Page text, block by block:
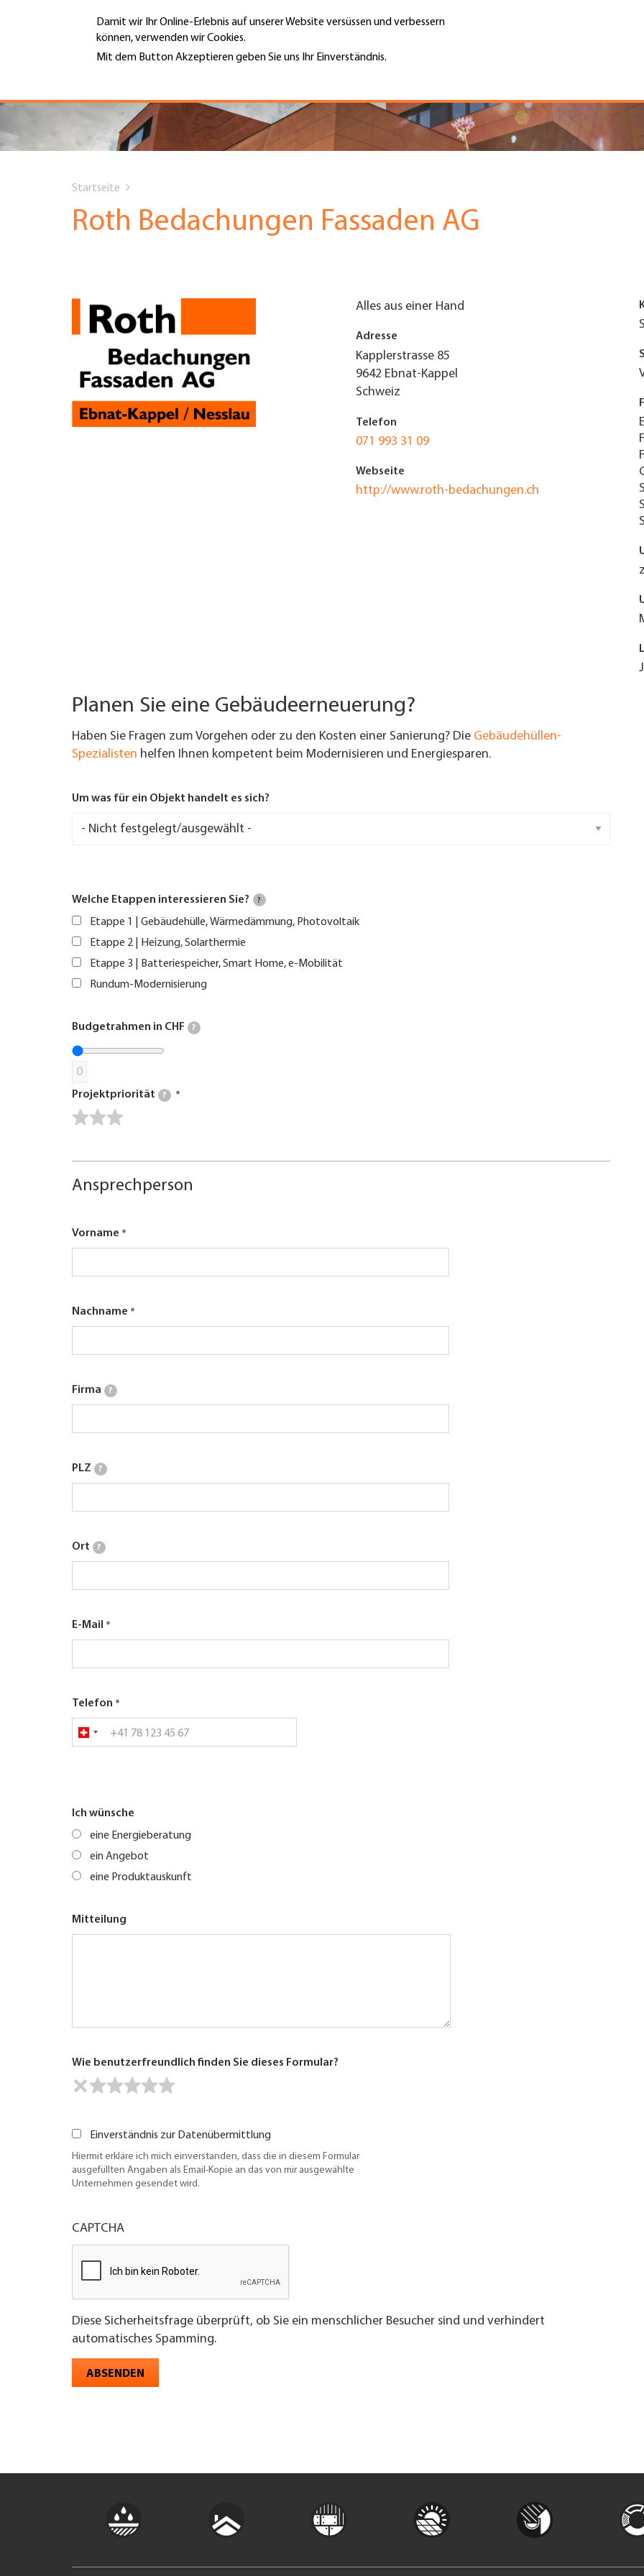
Damit wir Ihr Online-Erlebnis auf unserer Website versüssen und verbessern
können, verwenden wir Cookies.
Mit dem Button Akzeptieren geben Sie uns Ihr Einverständnis.
Hauptnavigation
PORTRÄT
DIENSTLEISTUNGEN
JOBS & KARRIERE
UNTERNEHMEN FINDEN
FACHZEITSCHRIFT
MENÜ
Top
Menu
Jobs &
are
Startseite
Roth Bedachungen Fassaden AG
Alles aus einer Hand
Adresse
Kapplerstrasse 85
9642 Ebnat-Kappel
Schweiz
Telefon
071 993 31 09
Webseite
http://www.roth-bedachungen.ch
Planen Sie eine Gebäudeerneuerung?
Haben Sie Fragen zum Vorgehen oder zu den Kosten einer Sanierung? Die Gebäudehüllen-
Spezialisten helfen Ihnen kompetent beim Modernisieren und Energiesparen.
Um was für ein Objekt handelt es sich?
Welche Etappen interessieren Sie? ?
Etappe 1 | Gebäudehülle, Wärmedämmung, Photovoltaik
Etappe 2 | Heizung, Solarthermie
Etappe 3 | Batteriespeicher, Smart Home, e-Mobilität
Rundum-Modernisierung
Budgetrahmen in CHF ?
0
Projektpriorität ?
Ansprechperson
Vorname
Nachname
Firma ?
PLZ ?
Ort ?
E-Mail
Telefon
Ich wünsche
eine Energieberatung
ein Angebot
eine Produktauskunft
Mitteilung
Wie benutzerfreundlich finden Sie dieses Formular?
Einverständnis zur Datenübermittlung
Hiermit erkläre ich mich einverstanden, dass die in diesem Formular
ausgefüllten Angaben als Email-Kopie an das von mir ausgewählte
Unternehmen gesendet wird.
CAPTCHA
Diese Sicherheitsfrage überprüft, ob Sie ein menschlicher Besucher sind und verhindert
automatisches Spamming.
ABSENDEN